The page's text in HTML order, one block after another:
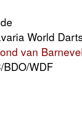
World
van
BDO/WDF